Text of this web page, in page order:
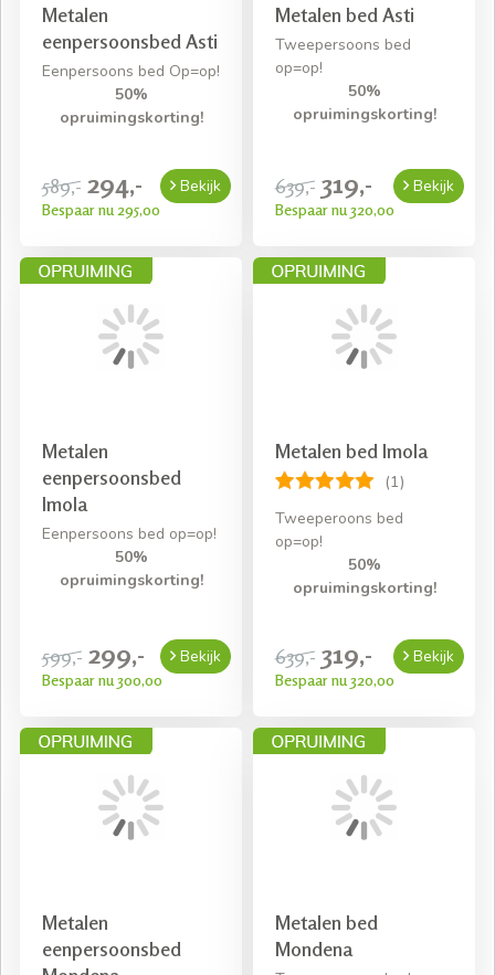
Metalen
eenpersoonsbed Asti
Eenpersoons bed Op=op!
50%
opruimingskorting!
589,- 294,-
Bespaar nu 295,00
Bekijk
Metalen bed Asti
Tweepersoons bed
op=op!
50%
opruimingskorting!
639,- 319,-
Bespaar nu 320,00
Bekijk
Metalen
eenpersoonsbed
Imola
Eenpersoons bed op=op!
50%
opruimingskorting!
599,- 299,-
Bespaar nu 300,00
Bekijk
Metalen bed Imola
(1)
Tweeperoons bed
op=op!
50%
opruimingskorting!
639,- 319,-
Bespaar nu 320,00
Bekijk
Metalen
eenpersoonsbed
Metalen bed
Mondena